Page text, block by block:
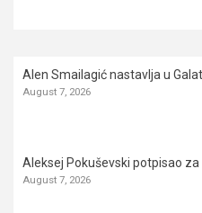
Alen Smailagić nastavlja u
August 7, 2026
Aleksej Pokuševski potpisao
August 7, 2026